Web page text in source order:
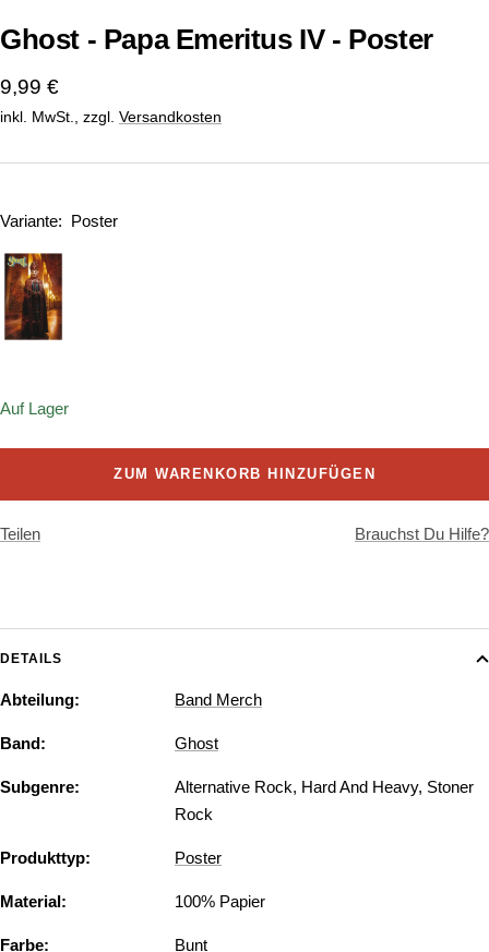
Ghost - Papa Emeritus IV - Poster
Angebotspreis
9,99 €
inkl. MwSt., zzgl. Versandkosten
Variante: Poster
Onesize
Auf Lager
ZUM WARENKORB HINZUFÜGEN
Teilen Brauchst Du Hilfe?
DETAILS
Abteilung: Band Merch
Band: Ghost
Subgenre: Alternative Rock, Hard And Heavy, Stoner
Rock
Produkttyp: Poster
Material: 100% Papier
Farbe: Bunt